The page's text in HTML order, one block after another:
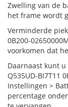
Zwelling van de
het frame wordt
Verminderde
0B200-
voorkomen dat
Daarnaast kunt
Q535UD-BI7T11
Instellingen >
percentage